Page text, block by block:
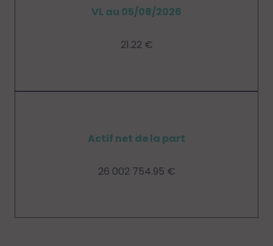
VL au 05/08/2026
21.22 €
Actif net de la part
26 002 754.95 €